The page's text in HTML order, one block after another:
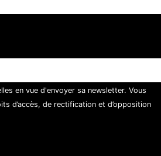
en vue d'envoyer sa newsletter. Vous
d’accès, de rectification et d’opposition